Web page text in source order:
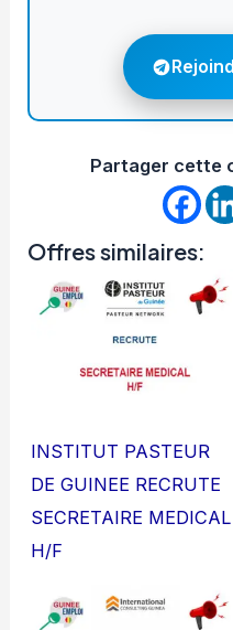
Partager cette
Offres similaires:
INSTITUT PASTEUR
DE GUINEE RECRUTE
SECRETAIRE MEDICAL
H/F